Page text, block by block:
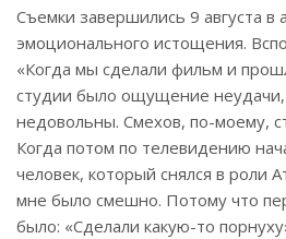
Съемки завершились 9 августа в
эмоционального истощения.
«Когда мы сделали фильм и
студии было ощущение
недовольны. Смехов, по-моему,
Когда потом по телевидению
человек, который снялся в роли
мне было смешно. Потому что
было: «Сделали какую-то